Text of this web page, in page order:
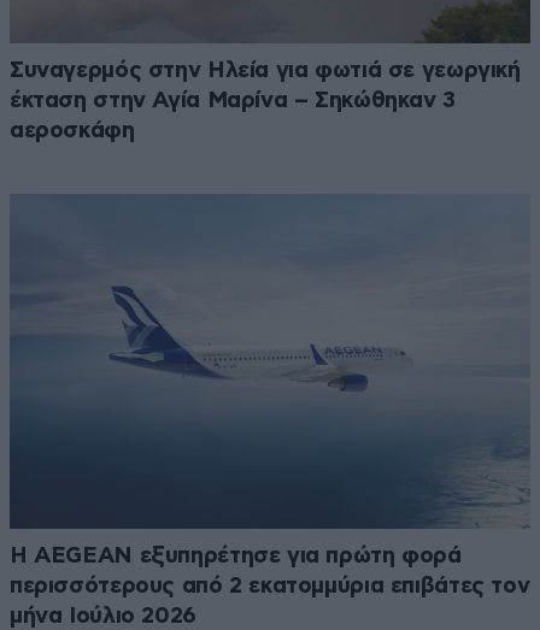
Συναγερμός στην Ηλεία για φωτιά σε γεωργική
έκταση στην Αγία Μαρίνα – Σηκώθηκαν 3
αεροσκάφη
Η AEGEAN εξυπηρέτησε για πρώτη φορά
περισσότερους από 2 εκατομμύρια επιβάτες τον
μήνα Ιούλιο 2026